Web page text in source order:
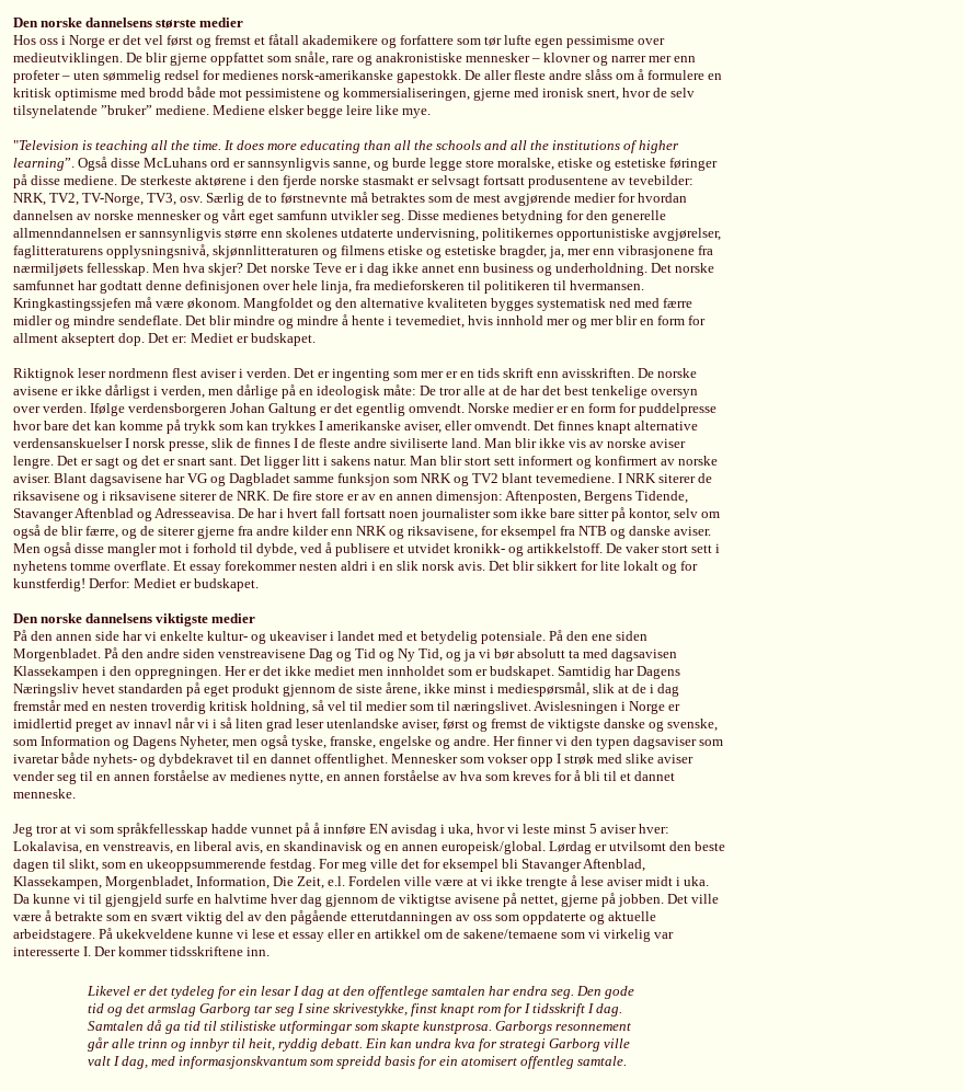
Den norske dannelsens største medier
Hos oss i Norge er det vel først og fremst et fåtall akademikere og forfattere som tør lufte egen pessimisme over
medieutviklingen. De blir gjerne oppfattet som snåle, rare og anakronistiske mennesker – klovner og narrer mer enn
profeter – uten sømmelig redsel for medienes norsk-amerikanske gapestokk. De aller fleste andre slåss om å formulere en
kritisk optimisme med brodd både mot pessimistene og kommersialiseringen, gjerne med ironisk snert, hvor de selv
tilsynelatende ”bruker” mediene. Mediene elsker begge leire like mye.
"Television is teaching all the time. It does more educating than all the schools and all the institutions of higher
learning”. Også disse McLuhans ord er sannsynligvis sanne, og burde legge store moralske, etiske og estetiske føringer
på disse mediene. De sterkeste aktørene i den fjerde norske stasmakt er selvsagt fortsatt produsentene av tevebilder:
NRK, TV2, TV-Norge, TV3, osv. Særlig de to førstnevnte må betraktes som de mest avgjørende medier for hvordan
dannelsen av norske mennesker og vårt eget samfunn utvikler seg. Disse medienes betydning for den generelle
allmenndannelsen er sannsynligvis større enn skolenes utdaterte undervisning, politikernes opportunistiske avgjørelser,
faglitteraturens opplysningsnivå, skjønnlitteraturen og filmens etiske og estetiske bragder, ja, mer enn vibrasjonene fra
nærmiljøets fellesskap. Men hva skjer? Det norske Teve er i dag ikke annet enn business og underholdning. Det norske
samfunnet har godtatt denne definisjonen over hele linja, fra medieforskeren til politikeren til hvermansen.
Kringkastingssjefen må være økonom. Mangfoldet og den alternative kvaliteten bygges systematisk ned med færre
midler og mindre sendeflate. Det blir mindre og mindre å hente i tevemediet, hvis innhold mer og mer blir en form for
allment akseptert dop. Det er: Mediet er budskapet.
Riktignok leser nordmenn flest aviser i verden. Det er ingenting som mer er en tids skrift enn avisskriften. De norske
avisene er ikke dårligst i verden, men dårlige på en ideologisk måte: De tror alle at de har det best tenkelige oversyn
over verden. Ifølge verdensborgeren Johan Galtung er det egentlig omvendt. Norske medier er en form for puddelpresse
hvor bare det kan komme på trykk som kan trykkes I amerikanske aviser, eller omvendt. Det finnes knapt alternative
verdensanskuelser I norsk presse, slik de finnes I de fleste andre siviliserte land. Man blir ikke vis av norske aviser
lengre. Det er sagt og det er snart sant. Det ligger litt i sakens natur. Man blir stort sett informert og konfirmert av norske
aviser. Blant dagsavisene har VG og Dagbladet samme funksjon som NRK og TV2 blant tevemediene. I NRK siterer de
riksavisene og i riksavisene siterer de NRK. De fire store er av en annen dimensjon: Aftenposten, Bergens Tidende,
Stavanger Aftenblad og Adresseavisa. De har i hvert fall fortsatt noen journalister som ikke bare sitter på kontor, selv om
også de blir færre, og de siterer gjerne fra andre kilder enn NRK og riksavisene, for eksempel fra NTB og danske aviser.
Men også disse mangler mot i forhold til dybde, ved å publisere et utvidet kronikk- og artikkelstoff. De vaker stort sett i
nyhetens tomme overflate. Et essay forekommer nesten aldri i en slik norsk avis. Det blir sikkert for lite lokalt og for
kunstferdig! Derfor: Mediet er budskapet.
Den norske dannelsens viktigste medier
På den annen side har vi enkelte kultur- og ukeaviser i landet med et betydelig potensiale. På den ene siden
Morgenbladet. På den andre siden venstreavisene Dag og Tid og Ny Tid, og ja vi bør absolutt ta med dagsavisen
Klassekampen i den oppregningen. Her er det ikke mediet men innholdet som er budskapet. Samtidig har Dagens
Næringsliv hevet standarden på eget produkt gjennom de siste årene, ikke minst i mediespørsmål, slik at de i dag
fremstår med en nesten troverdig kritisk holdning, så vel til medier som til næringslivet. Avislesningen i Norge er
imidlertid preget av innavl når vi i så liten grad leser utenlandske aviser, først og fremst de viktigste danske og svenske,
som Information og Dagens Nyheter, men også tyske, franske, engelske og andre. Her finner vi den typen dagsaviser som
ivaretar både nyhets- og dybdekravet til en dannet offentlighet. Mennesker som vokser opp I strøk med slike aviser
vender seg til en annen forståelse av medienes nytte, en annen forståelse av hva som kreves for å bli til et dannet
menneske.
Jeg tror at vi som språkfellesskap hadde vunnet på å innføre EN avisdag i uka, hvor vi leste minst 5 aviser hver:
Lokalavisa, en venstreavis, en liberal avis, en skandinavisk og en annen europeisk/global. Lørdag er utvilsomt den beste
dagen til slikt, som en ukeoppsummerende festdag. For meg ville det for eksempel bli Stavanger Aftenblad,
Klassekampen, Morgenbladet, Information, Die Zeit, e.l. Fordelen ville være at vi ikke trengte å lese aviser midt i uka.
Da kunne vi til gjengjeld surfe en halvtime hver dag gjennom de viktigtse avisene på nettet, gjerne på jobben. Det ville
være å betrakte som en svært viktig del av den pågående etterutdanningen av oss som oppdaterte og aktuelle
arbeidstagere. På ukekveldene kunne vi lese et essay eller en artikkel om de sakene/temaene som vi virkelig var
interesserte I. Der kommer tidsskriftene inn.
Likevel er det tydeleg for ein lesar I dag at den offentlege samtalen har endra seg. Den gode
tid og det armslag Garborg tar seg I sine skrivestykke, finst knapt rom for I tidsskrift I dag.
Samtalen då ga tid til stilistiske utformingar som skapte kunstprosa. Garborgs resonnement
går alle trinn og innbyr til heit, ryddig debatt. Ein kan undra kva for strategi Garborg ville
valt I dag, med informasjonskvantum som spreidd basis for ein atomisert offentleg samtale.